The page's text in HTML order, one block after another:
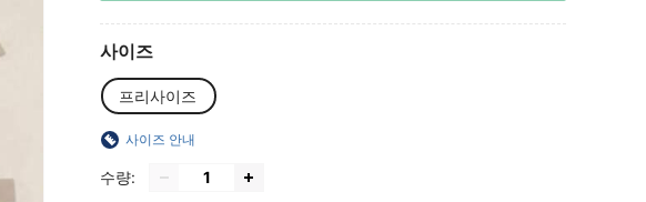
사이즈
프리사이즈
사이즈 안내
수량: